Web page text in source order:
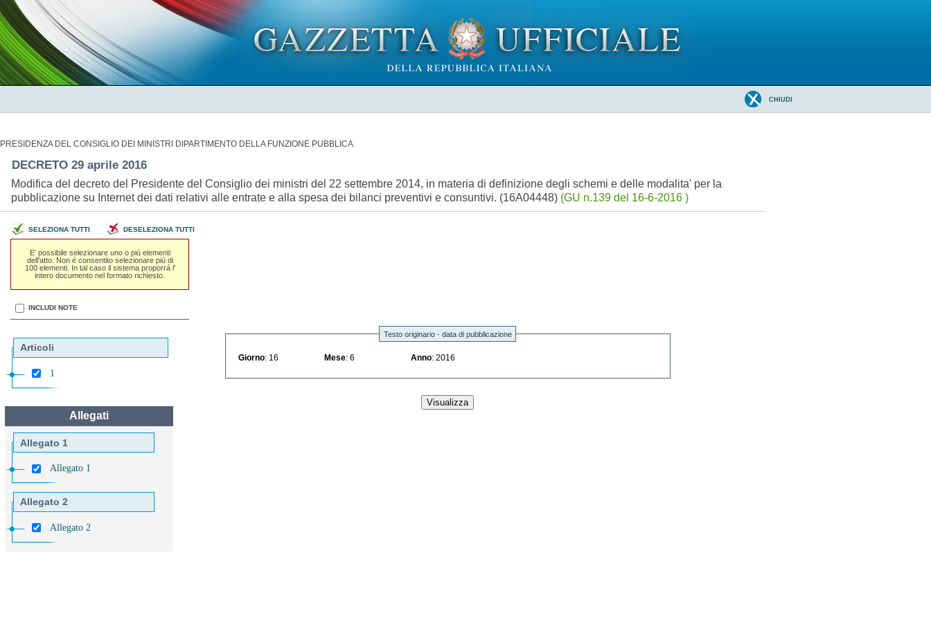
CHIUDI
PRESIDENZA DEL CONSIGLIO DEI MINISTRI DIPARTIMENTO DELLA FUNZIONE PUBBLICA
DECRETO 29 aprile 2016
Modifica del decreto del Presidente del Consiglio dei ministri del 22 settembre 2014, in materia di definizione degli schemi e delle modalita' per la
pubblicazione su Internet dei dati relativi alle entrate e alla spesa dei bilanci preventivi e consuntivi. (16A04448) (GU n.139 del 16-6-2016 )
SELEZIONA TUTTI DESELEZIONA TUTTI
E' possibile selezionare uno o piú elementi
dell'atto. Non é consentito selezionare piú di
100 elementi. In tal caso il sistema proporrá l'
intero documento nel formato richiesto.
INCLUDI NOTE
Articoli
1
Allegati
Allegato 1
Allegato 1
Allegato 2
Allegato 2
Testo originario - data di pubblicazione
Giorno : 16 Mese : 6 Anno : 2016